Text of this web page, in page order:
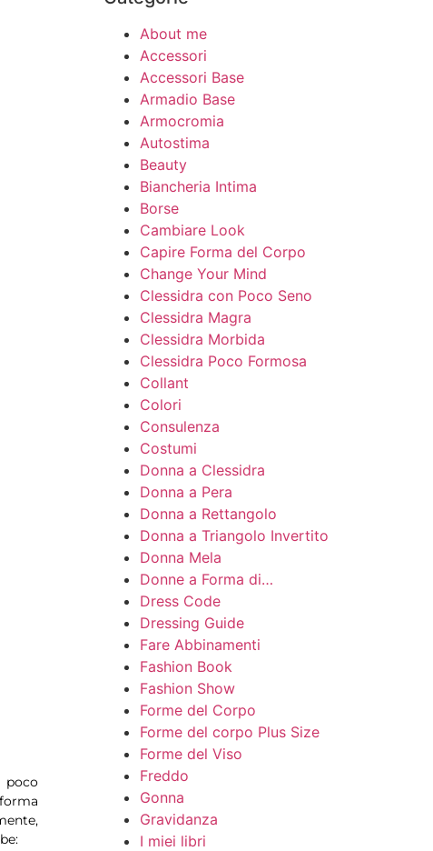
About me
Accessori
Accessori Base
Armadio Base
Armocromia
Autostima
Beauty
Biancheria Intima
Borse
Cambiare Look
Capire Forma del Corpo
Change Your Mind
Clessidra con Poco Seno
Clessidra Magra
Clessidra Morbida
Clessidra Poco Formosa
Collant
Colori
Consulenza
Costumi
Donna a Clessidra
Donna a Pera
Donna a Rettangolo
Donna a Triangolo Invertito
Donna Mela
Donne a Forma di…
Dress Code
Dressing Guide
Fare Abbinamenti
Fashion Book
Fashion Show
Forme del Corpo
Forme del corpo Plus Size
Forme del Viso
Freddo
Gonna
Gravidanza
I miei libri